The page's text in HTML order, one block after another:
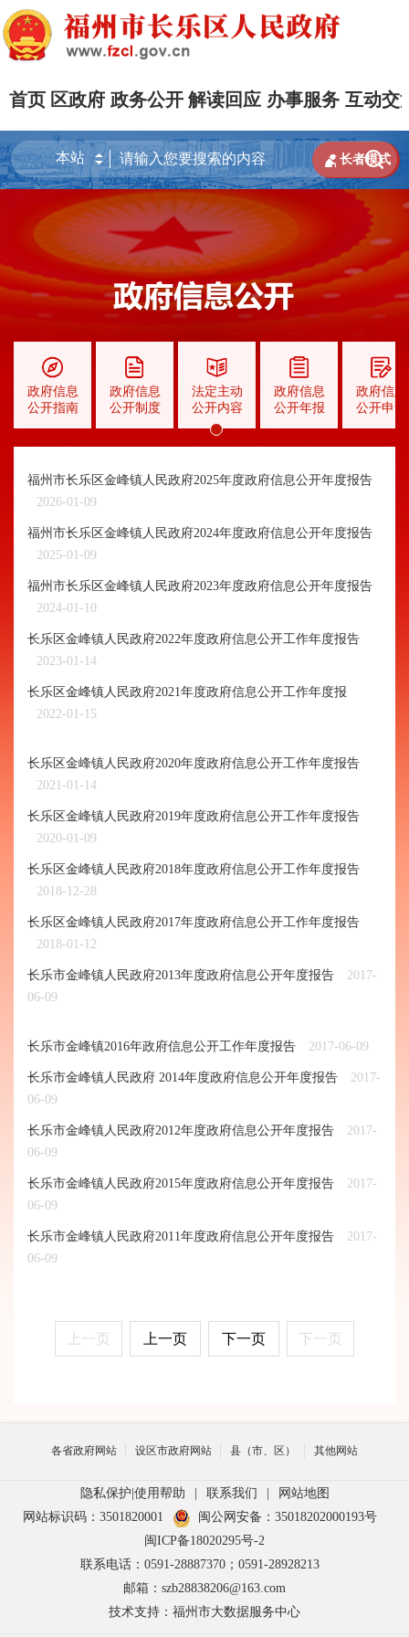
首页 区政府 政务公开 解读回应 办事服务 互动交

 长者模式
政府信息
公开指南
政府信息
公开制度
法定主动
公开内容
政府信息
公开年报
政府信息
公开申请
福州市长乐区金峰镇人民政府2025年度政府信息公开年度报告
2026-01-09
福州市长乐区金峰镇人民政府2024年度政府信息公开年度报告
2025-01-09
福州市长乐区金峰镇人民政府2023年度政府信息公开年度报告
2024-01-10
长乐区金峰镇人民政府2022年度政府信息公开工作年度报告
2023-01-14
长乐区金峰镇人民政府2021年度政府信息公开工作年度报
2022-01-15
长乐区金峰镇人民政府2020年度政府信息公开工作年度报告
2021-01-14
长乐区金峰镇人民政府2019年度政府信息公开工作年度报告
2020-01-09
长乐区金峰镇人民政府2018年度政府信息公开工作年度报告
2018-12-28
长乐区金峰镇人民政府2017年度政府信息公开工作年度报告
2018-01-12
长乐市金峰镇人民政府2013年度政府信息公开年度报告
2017-
06-09
长乐市金峰镇2016年政府信息公开工作年度报告 2017-06-09
长乐市金峰镇人民政府 2014年度政府信息公开年度报告
2017-
06-09
长乐市金峰镇人民政府2012年度政府信息公开年度报告
2017-
06-09
长乐市金峰镇人民政府2015年度政府信息公开年度报告
2017-
06-09
长乐市金峰镇人民政府2011年度政府信息公开年度报告
2017-
06-09
上一页 上一页 下一页 下一页
各省政府网站 设区市政府网站 县（市、区） 其他网站
隐私保护 使用帮助 联系我们
网站地图
网站标识码：3501820001
闽公网安备：35018202000193号
闽ICP备18020295号-2
联系电话：0591-28887370；0591-28928213
邮箱：szb28838206@163.com
技术支持：福州市大数据服务中心